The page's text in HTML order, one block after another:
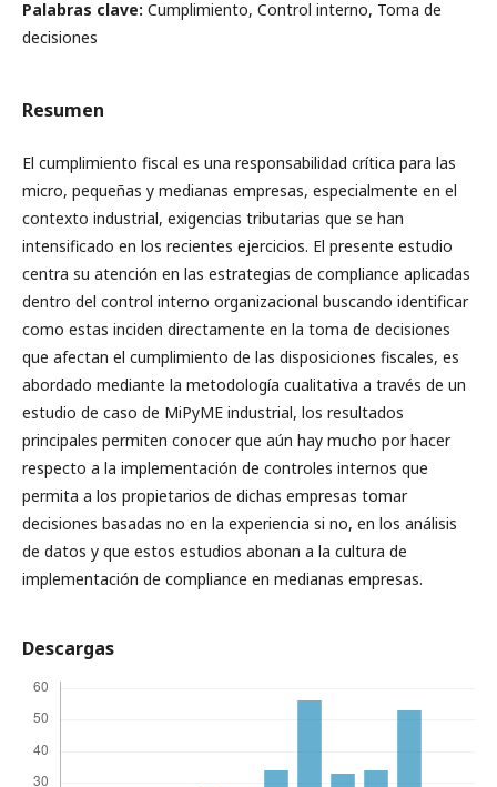
Palabras clave: Cumplimiento, Control interno, Toma de
decisiones
Resumen
El cumplimiento fiscal es una responsabilidad crítica para las
micro, pequeñas y medianas empresas, especialmente en el
contexto industrial, exigencias tributarias que se han
intensificado en los recientes ejercicios. El presente estudio
centra su atención en las estrategias de compliance aplicadas
dentro del control interno organizacional buscando identificar
como estas inciden directamente en la toma de decisiones
que afectan el cumplimiento de las disposiciones fiscales, es
abordado mediante la metodología cualitativa a través de un
estudio de caso de MiPyME industrial, los resultados
principales permiten conocer que aún hay mucho por hacer
respecto a la implementación de controles internos que
permita a los propietarios de dichas empresas tomar
decisiones basadas no en la experiencia si no, en los análisis
de datos y que estos estudios abonan a la cultura de
implementación de compliance en medianas empresas.
Descargas